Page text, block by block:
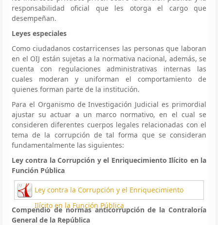
responsabilidad oficial que les otorga el cargo que
desempeñan.
Leyes especiales
Como ciudadanos costarricenses las personas que laboran
en el OIJ están sujetas a la normativa nacional, además, se
cuenta con regulaciones administrativas internas las
cuales moderan y uniforman el comportamiento de
quienes forman parte de la institución.
Para el Organismo de Investigación Judicial es primordial
ajustar su actuar a un marco normativo, en el cual se
consideren diferentes cuerpos legales relacionadas con el
tema de la corrupción de tal forma que se consideran
fundamentalmente las siguientes:
Ley contra la Corrupción y el Enriquecimiento Ilícito en la
Función Pública
Ley contra la Corrupción y el Enriquecimiento
Ilícito en la Función Pública
Compendio de normas anticorrupción de la Contraloría
General de la República